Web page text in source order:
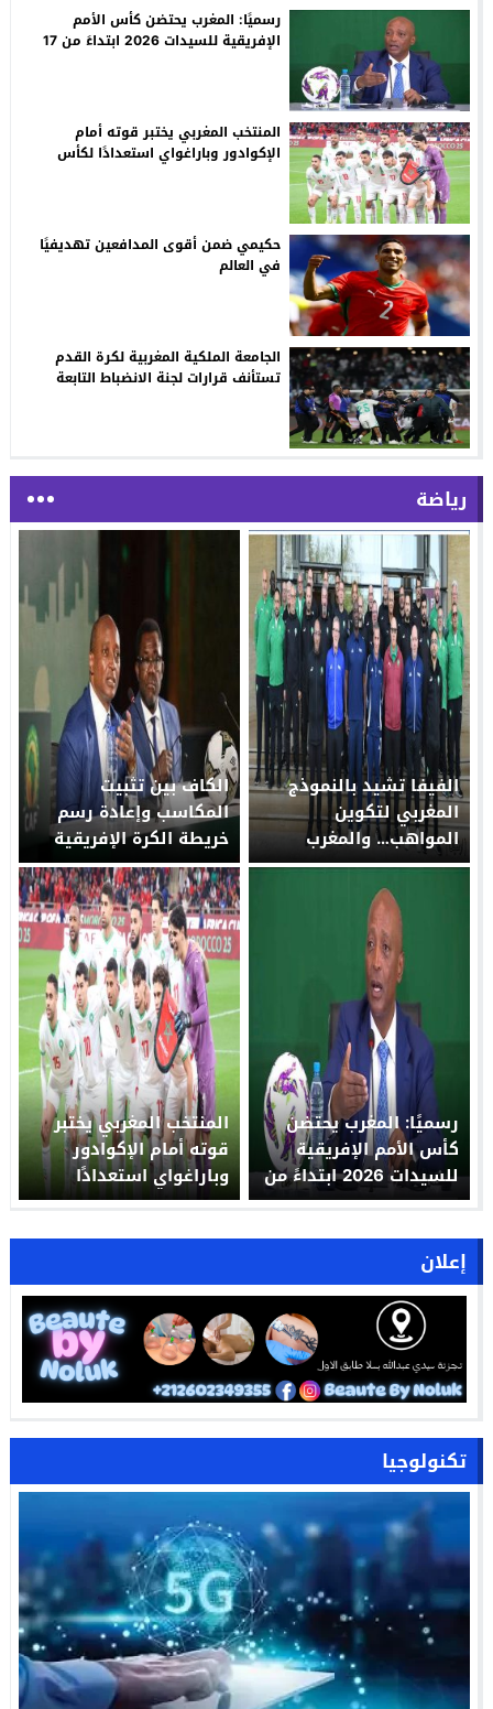
رسميًا: المغرب يحتضن كأس الأمم
الإفريقية للسيدات 2026 ابتداءً من 17
المنتخب المغربي يختبر قوته أمام
الإكوادور وباراغواي استعدادًا لكأس
حكيمي ضمن أقوى المدافعين تهديفيًا
في العالم
الجامعة الملكية المغربية لكرة القدم
تستأنف قرارات لجنة الانضباط التابعة
رياضة
الفيفا تشيد بالنموذج
المغربي لتكوين
المواهب… والمغرب
يحتضن ندوة دولية
لتأهيل المكوّنين في
الكاف بين تثبيت
المكاسب وإعادة رسم
خريطة الكرة الإفريقية
رسميًا: المغرب يحتضن
كأس الأمم الإفريقية
للسيدات 2026 ابتداءً من
17 مارس
المنتخب المغربي يختبر
قوته أمام الإكوادور
وباراغواي استعدادًا
لكأس العالم 2026
إعلان
تكنولوجيا